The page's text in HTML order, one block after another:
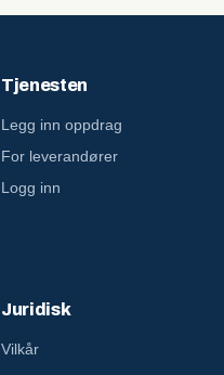
Tjenesten
Legg inn oppdrag
For leverandører
Logg inn
Juridisk
Vilkår